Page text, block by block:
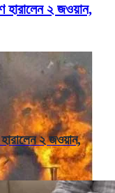
হারালেন ২ জওয়ান,
২ জওয়ান,